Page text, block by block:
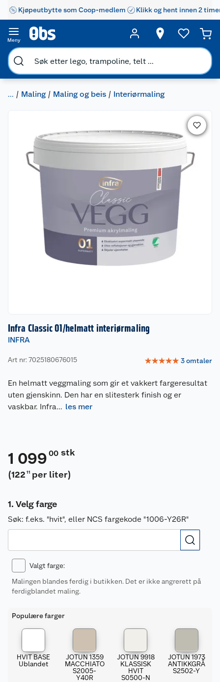
Kjøpeutbytte som Coop-medlem Klikk og hent innen 2
Meny
... Maling Maling og beis Interiørmaling
Infra Classic 01/helmatt interiørmaling
INFRA
Art nr: 7025180676015 ☆☆☆☆☆ 3omtaler
En helmatt veggmaling som gir et vakkert fargeresultat
uten gjenskinn. Den har en slitesterk finish og er
vaskbar. Infra... les mer
1 099 00 stk
(122 11 per liter)
Velg farge
Søk: f.eks. "hvit", eller NCS fargekode "1006-Y26R"
Valgt farge:
Malingen blandes ferdig i butikken. Det er ikke angrerett på
ferdigblandet maling.
Populære farger
HVIT BASE
Ublandet
JOTUN 1359
MACCHIATO
S2005-
Y40R
JOTUN 9918
KLASSISK
HVIT
S0500-N
JOTUN 1973
ANTIKKGRÅ
S2502-Y